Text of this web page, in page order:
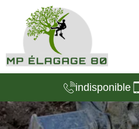
indisponible